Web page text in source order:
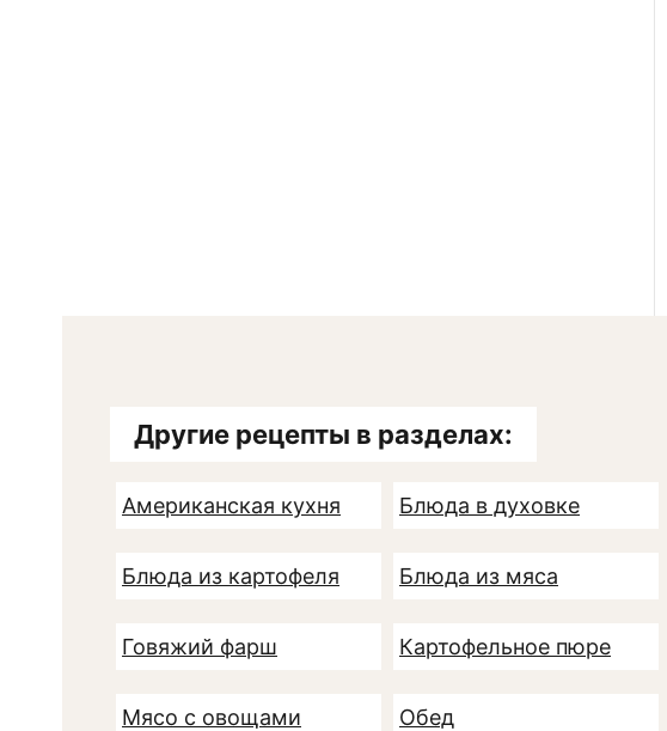
Другие рецепты в разделах:
Американская кухня Блюда в духовке
Блюда из картофеля Блюда из мяса
Говяжий фарш Картофельное пюре
Мясо с овощами Обед